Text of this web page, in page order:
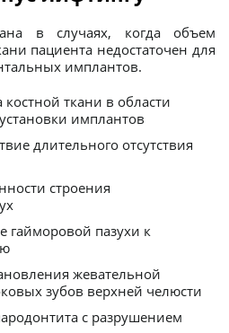
в случаях, когда объем
пациента недостаточен для
имплантов.
ткани в области
имплантов
длительного отсутствия
строения
гайморовой пазухи к
жевательной
зубов верхней челюсти
с разрушением